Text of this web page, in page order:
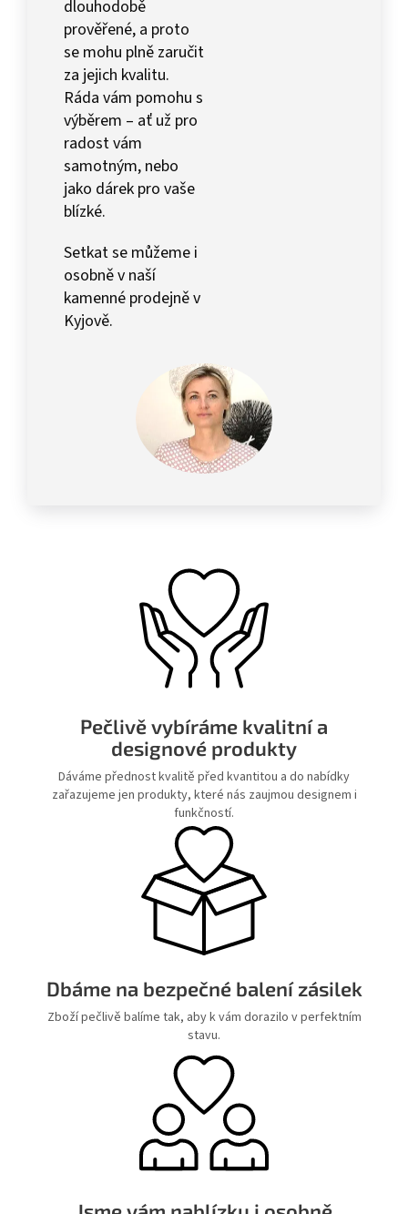
dlouhodobě
prověřené, a proto
se mohu plně zaručit
za jejich kvalitu.
Ráda vám pomohu s
výběrem – ať už pro
radost vám
samotným, nebo
jako dárek pro vaše
blízké.
Setkat se můžeme i
osobně v naší
kamenné prodejně v
Kyjově.
Pečlivě vybíráme kvalitní a
designové produkty
Dáváme přednost kvalitě před kvantitou a do nabídky
zařazujeme jen produkty, které nás zaujmou designem i
funkčností.
Dbáme na bezpečné balení zásilek
Zboží pečlivě balíme tak, aby k vám dorazilo v perfektním
stavu.